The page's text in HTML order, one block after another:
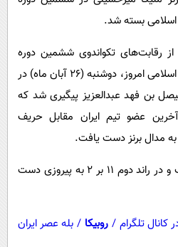
سرگرمی
گوناگون
محیط زیست
سلامت
اجتماعی
پیامک
آشپزی
دانلود
بسته شد.
رقابت‌های تکواندوی ششمین دوره
بازی‌های همبستگی کشورهای اسلامی امروز، دوشنبه (۲۶ آبان ماه) در
بن فهد عبدالعزیز پیگیری شد که
عضو تیم ایران مقابل حریف
میرحسینی در راند اول ۵ بر یک و در راند دوم ۱۱ بر ۲ به پیروزی دست
تلگرام / روبیکا / بله عصر ایران